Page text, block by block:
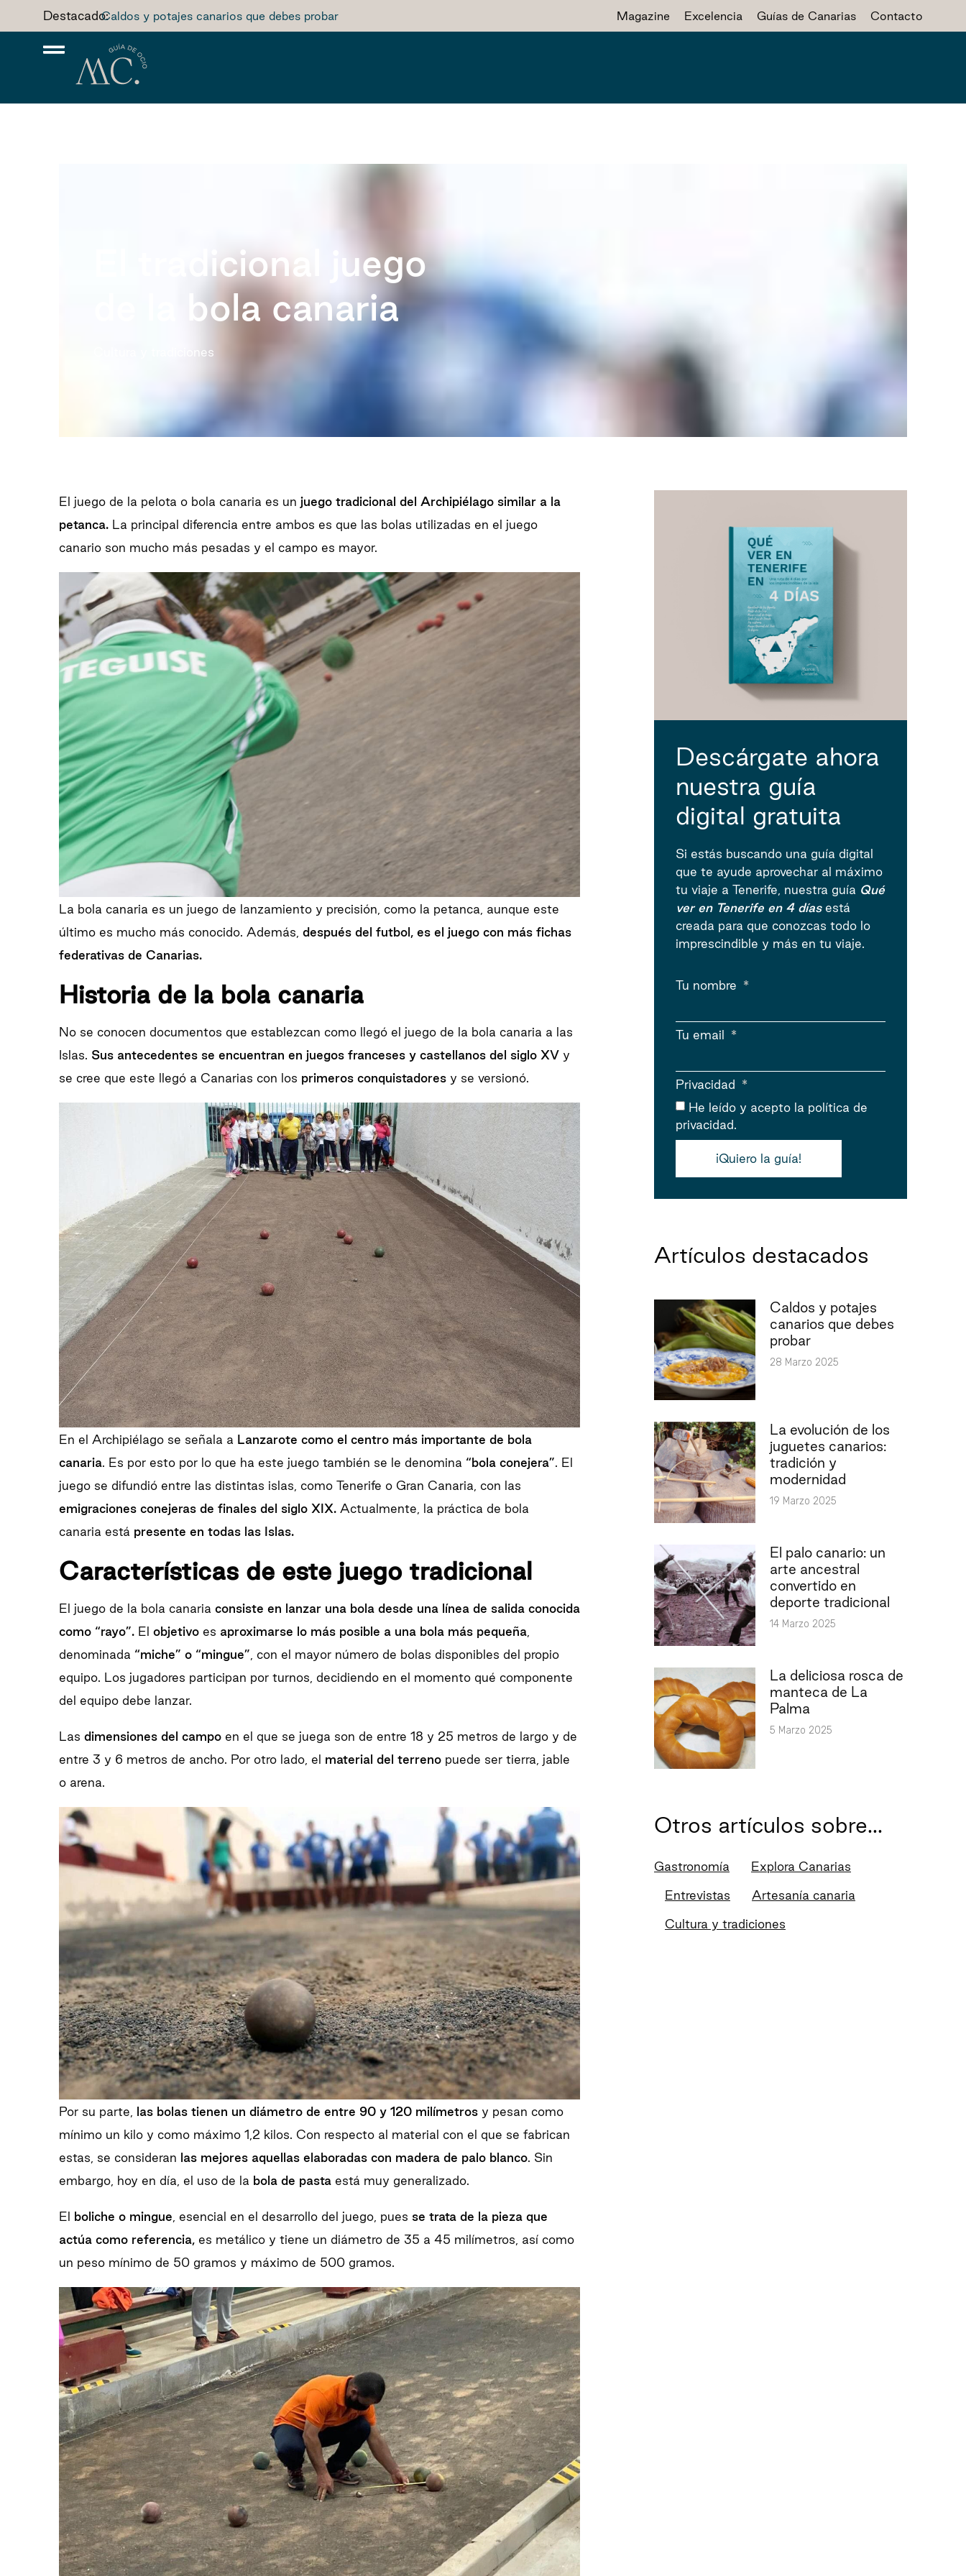
Destacado:Caldos y potajes canarios que debes probar Magazine Excelencia Guías de Canarias Contacto
El tradicional juego
de la bola canaria
Cultura y tradiciones
El juego de la pelota o bola canaria es un juego tradicional del Archipiélago similar a la
petanca. La principal diferencia entre ambos es que las bolas utilizadas en el juego
canario son mucho más pesadas y el campo es mayor.
La bola canaria es un juego de lanzamiento y precisión, como la petanca, aunque este
último es mucho más conocido. Además, después del futbol, es el juego con más fichas
federativas de Canarias.
Historia de la bola canaria
No se conocen documentos que establezcan como llegó el juego de la bola canaria a las
Islas. Sus antecedentes se encuentran en juegos franceses y castellanos del siglo XV y
se cree que este llegó a Canarias con los primeros conquistadores y se versionó.
En el Archipiélago se señala a Lanzarote como el centro más importante de bola
canaria . Es por esto por lo que ha este juego también se le denomina “bola conejera” . El
juego se difundió entre las distintas islas, como Tenerife o Gran Canaria, con las
emigraciones conejeras de finales del siglo XIX. Actualmente, la práctica de bola
canaria está presente en todas las Islas.
Características de este juego tradicional
El juego de la bola canaria consiste en lanzar una bola desde una línea de salida conocida
como “rayo”. El objetivo es aproximarse lo más posible a una bola más pequeña
denominada “miche” o “mingue” , con el mayor número de bolas disponibles del propio
equipo. Los jugadores participan por turnos, decidiendo en el momento qué componente
del equipo debe lanzar.
Las dimensiones del campo en el que se juega son de entre 18 y 25 metros de largo y de
entre 3 y 6 metros de ancho. Por otro lado, el material del terreno puede ser tierra, jable
o arena.
Por su parte, las bolas tienen un diámetro de entre 90 y 120 milímetros y pesan como
mínimo un kilo y como máximo 1,2 kilos. Con respecto al material con el que se fabrican
estas, se consideran las mejores aquellas elaboradas con madera de palo blanco . Sin
embargo, hoy en día, el uso de la bola de pasta está muy generalizado.
El boliche o mingue , esencial en el desarrollo del juego, pues se trata de la pieza que
actúa como referencia, es metálico y tiene un diámetro de 35 a 45 milímetros, así como
un peso mínimo de 50 gramos y máximo de 500 gramos.
Descárgate ahora
nuestra guía
digital gratuita
Si estás buscando una guía digital
que te ayude aprovechar al máximo
tu viaje a Tenerife, nuestra guía Qué
ver en Tenerife en 4 díasestá
creada para que conozcas todo lo
imprescindible y más en tu viaje.
Tu nombre
Tu email
Privacidad
He leído y acepto la política de
privacidad.
¡Quiero la guía!
Artículos destacados
Caldos y potajes
canarios que debes
probar
28 Marzo 2025
La evolución de los
juguetes canarios:
tradición y
modernidad
19 Marzo 2025
El palo canario: un
arte ancestral
convertido en
deporte tradicional
14 Marzo 2025
La deliciosa rosca de
manteca de La
Palma
5 Marzo 2025
Otros artículos sobre...
Gastronomía Explora Canarias
Entrevistas Artesanía canaria
Cultura y tradiciones